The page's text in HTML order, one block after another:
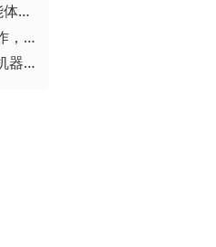
▪ 西门子Eigen工程智能体落地中国，工业AI跨越物理世界“确定性”拐点
▪ 与哈金森达成战略合作，乐聚机器人何以持续获得工业巨头青睐？
▪ 珍・赫夫纳当选国际机器人联合会新任主席